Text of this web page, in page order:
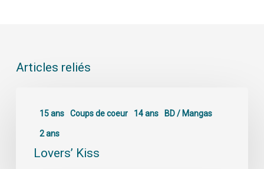
Articles reliés
15 ans Coups de coeur 14 ans BD / Mangas
2 ans
Lovers’ Kiss